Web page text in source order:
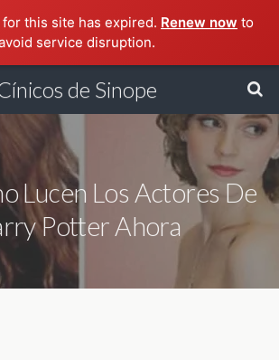
this site has expired. Renew now to
service disruption.
de Sinope
Lucen Los Actores De
Potter Ahora